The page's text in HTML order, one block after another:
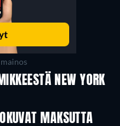
NEW YORK
MAKSUTTA